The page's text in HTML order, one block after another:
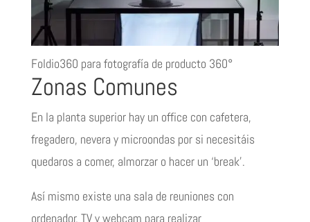
Foldio360 para fotografía de producto 360°
Zonas Comunes
En la planta superior hay un office con cafetera,
fregadero, nevera y microondas por si necesitáis
quedaros a comer, almorzar o hacer un ‘break’.
Así mismo existe una sala de reuniones con
ordenador, TV y webcam para realizar